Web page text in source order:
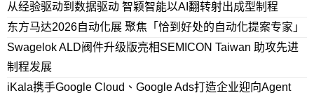
从经验驱动到数据驱动 智颖智能以AI翻转射出成型制程
东方马达2026自动化展 聚焦「恰到好处的自动化提案专家」
Swagelok ALD阀件升级版亮相SEMICON Taiwan 助攻先进
制程发展
iKala携手Google Cloud、Google Ads打造企业迎向Agent